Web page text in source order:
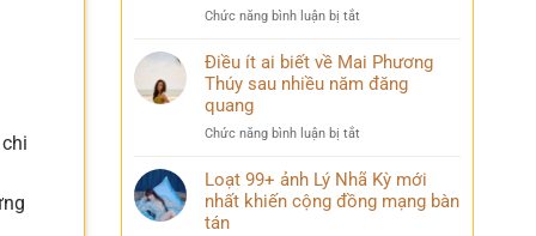
góc
Hạ
đẹp
hùng
thể
qua
Chức năng bình luận bị tắt
145+
ảnh
đẹp
nhiều
cảm
Điều ít ai biết về Mai Phương
Thúy sau nhiều năm đăng
quang
Chức năng bình luận bị tắt
ít
biết
Loạt 99+ ảnh Lý Nhã Kỳ mới
nhất khiến cộng đồng mạng bàn
tán